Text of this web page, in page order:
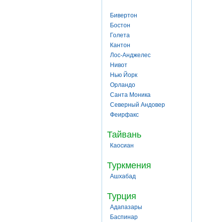
Бивертон
Бостон
Голета
Кантон
Лос-Анджелес
Нивот
Нью Йорк
Орландо
Санта Моника
Северный Андовер
Феирфакс
Тайвань
Каосиан
Туркмения
Ашхабад
Турция
Адапазары
Баспинар